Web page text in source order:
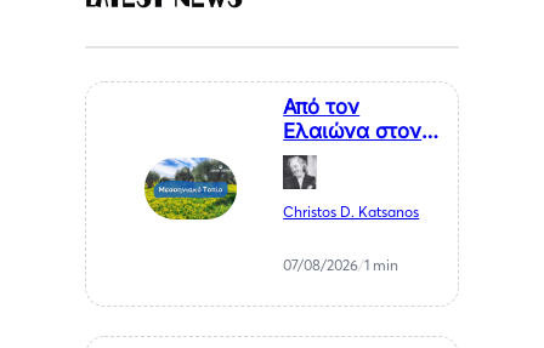
Από τον
Ελαιώνα στον
Επισκέπτη. Η
Κυκλική
Οικονομία ως
Κλειδί για το
Μεσσηνίας
Christos D. Katsanos
07/08/2026/1 min